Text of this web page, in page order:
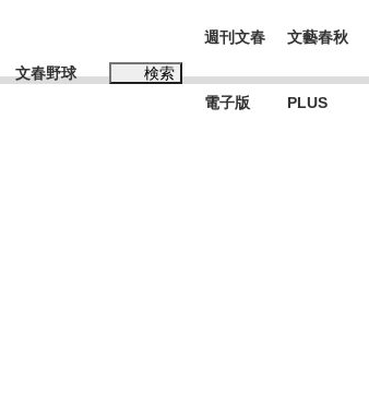
文春野球 検索
週刊文春
電子版
文藝春秋
PLUS